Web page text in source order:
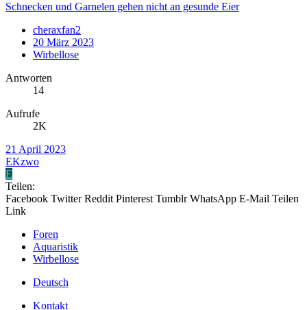
Schnecken und Garnelen gehen nicht an gesunde Eier
cheraxfan2
20 März 2023
Wirbellose
Antworten
14
Aufrufe
2K
21 April 2023
EKzwo
E
Teilen:
Facebook Twitter Reddit Pinterest Tumblr WhatsApp E-Mail Teilen
Link
Foren
Aquaristik
Wirbellose
Deutsch
Kontakt